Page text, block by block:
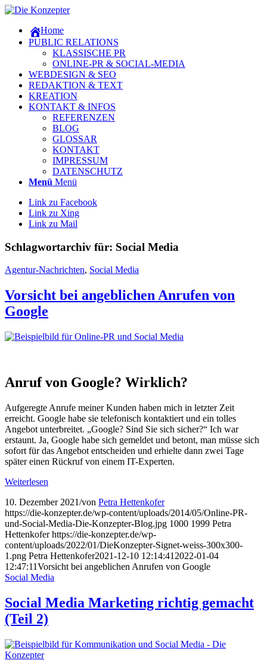
Home
PUBLIC RELATIONS
KLASSISCHE PR
ONLINE-PR & SOCIAL-MEDIA
WEBDESIGN & SEO
REDAKTION & TEXT
KREATION
KONTAKT & INFOS
REFERENZEN
BLOG
GLOSSAR
KONTAKT
IMPRESSUM
DATENSCHUTZ
Menü Menü
Link zu Facebook
Link zu Xing
Link zu Mail
Schlagwortarchiv für: Social Media
Agentur-Nachrichten, Social Media
Vorsicht bei angeb­lichen Anrufen von
Google
Anruf von Google? Wirklich?
Aufgeregte Anrufe meiner Kunden haben mich in letzter Zeit
erreicht. Google habe sie telefonisch kontaktiert und ein tolles
Angebot unterbreitet. „Google? Sind Sie sich sicher?“ Ich war
erstaunt. Ja, Google habe sich gemeldet und betont, man müsse sich
sofort für das Angebot entscheiden und erhielte dann zwei Tage
später einen Rückruf von einem IT-Experten.
Weiterlesen
10. Dezember 2021/von Petra Hettenkofer
https://die-konzepter.de/wp-content/uploads/2014/05/Online-PR-
und-Social-Media-Die-Konzepter-Blog.jpg 1000 1999 Petra
Hettenkofer https://die-konzepter.de/wp-
content/uploads/2022/01/DieKonzepter-Signet-weiss-300x300-
1.png Petra Hettenkofer2021-12-10 12:14:41 2022-01-04
12:47:11Vorsicht bei angeb­lichen Anrufen von Google
Social Media
Social Media Marketing richtig gemacht
(Teil 2)